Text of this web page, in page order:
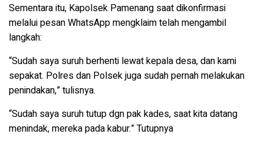
Sementara itu, Kapolsek Pamenang saat dikonfirmasi
melalui pesan WhatsApp mengklaim telah mengambil
langkah:
“Sudah saya suruh berhenti lewat kepala desa, dan kami
sepakat. Polres dan Polsek juga sudah pernah melakukan
penindakan,” tulisnya.
“Sudah saya suruh tutup dgn pak kades, saat kita datang
menindak, mereka pada kabur.” Tutupnya